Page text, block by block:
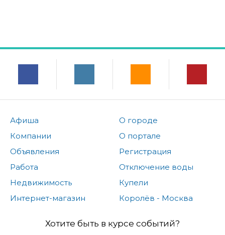
Афиша
Компании
Объявления
Работа
Недвижимость
Интернет-магазин
О городе
О портале
Регистрация
Отключение воды
Купели
Королёв - Москва
Хотите быть в курсе событий?